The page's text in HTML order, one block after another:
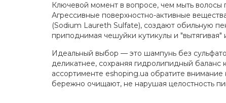
Ключевой момент в вопросе, чем мыть
Агрессивные поверхностно-активные
(Sodium Laureth Sulfate), создают обильную
приподнимая чешуйки кутикулы и "вытягивая"
Идеальный выбор — это шампунь без
деликатнее, сохраняя гидролипидный
ассортименте eshoping.ua обратите внимание
бережно очищают, не нарушая целостность